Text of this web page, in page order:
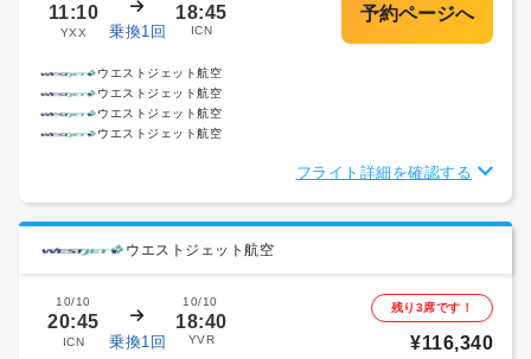
11:10
YXX 乗換1回
18:45
ICN
ウエストジェット航空
ウエストジェット航空
ウエストジェット航空
ウエストジェット航空
フライト詳細を確認する
ウエストジェット航空
10/10
20:45
ICN 乗換1回
10/10
18:40
YVR
残り3席です！
¥116,340